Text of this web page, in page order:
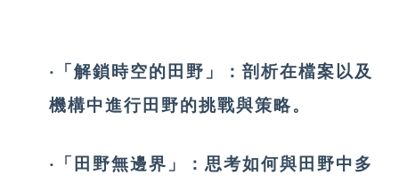
‧「解鎖時空的田野」：剖析在檔案以及
機構中進行田野的挑戰與策略。
‧「田野無邊界」：思考如何與田野中多